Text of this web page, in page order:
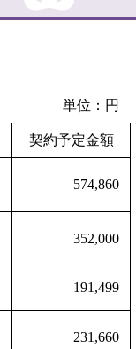
単位：円
契約予定金額
574,860
352,000
191,499
231,660